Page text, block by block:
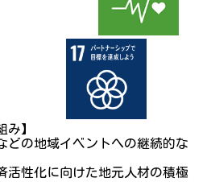
】
どの地域イベントへの継続的な
活性化に向けた地元人材の積極